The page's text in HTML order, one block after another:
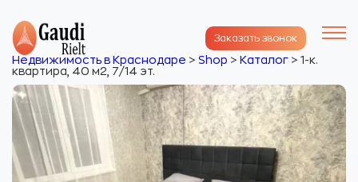
Заказать звонок
Недвижимость в Краснодаре > Shop > Каталог > 1-к.
квартира, 40 м2, 7/14 эт.